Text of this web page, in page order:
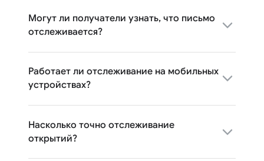
Могут ли получатели узнать, что письмо
отслеживается?
Работает ли отслеживание на мобильных
устройствах?
Насколько точно отслеживание
открытий?